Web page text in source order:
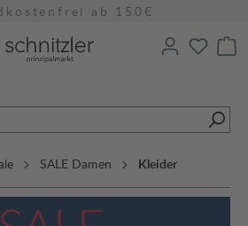
ab 150€
SALE Damen Kleider